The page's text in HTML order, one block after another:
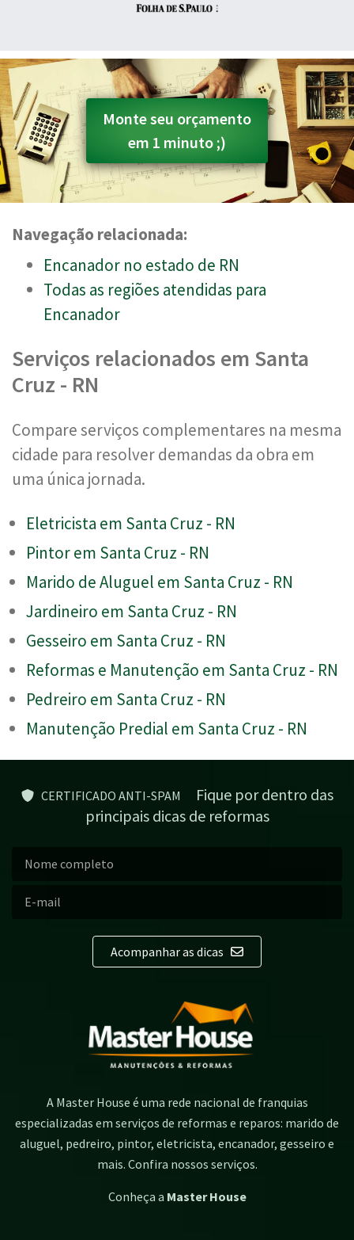
Monte seu orçamento
em 1 minuto ;)
Navegação relacionada:
Encanador no estado de RN
Todas as regiões atendidas para
Encanador
Serviços relacionados em Santa
Cruz - RN
Compare serviços complementares na mesma
cidade para resolver demandas da obra em
uma única jornada.
Eletricista em Santa Cruz - RN
Pintor em Santa Cruz - RN
Marido de Aluguel em Santa Cruz - RN
Jardineiro em Santa Cruz - RN
Gesseiro em Santa Cruz - RN
Reformas e Manutenção em Santa Cruz - RN
Pedreiro em Santa Cruz - RN
Manutenção Predial em Santa Cruz - RN
CERTIFICADO ANTI-SPAM
Fique por dentro das
principais dicas de reformas
Acompanhar as dicas
A Master House é uma rede nacional de franquias
especializadas em serviços de reformas e reparos: marido de
aluguel, pedreiro, pintor, eletricista, encanador, gesseiro e
mais. Confira nossos serviços.
Conheça a Master House